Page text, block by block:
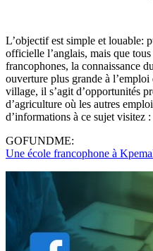
L’objectif est simple et louable:
officielle l’anglais, mais que
francophones, la connaissance
ouverture plus grande à
village, il s’agit d’opportunités
d’agriculture où les autres
d’informations à ce sujet visitez :
GOFUNDME:
Une école francophone à